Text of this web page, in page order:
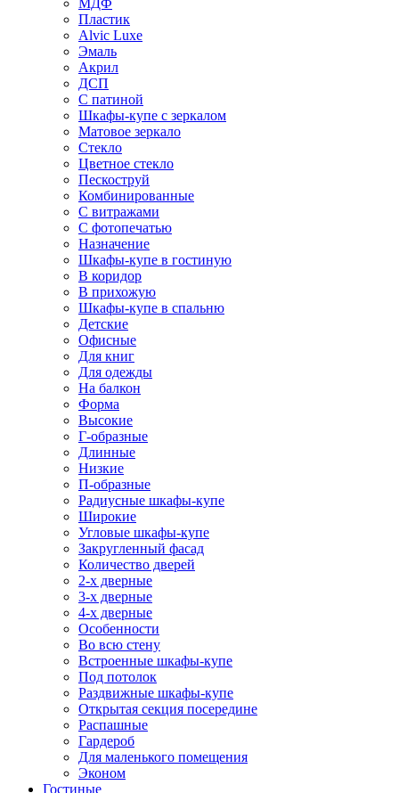
МДФ
Пластик
Alvic Luxe
Эмаль
Акрил
ДСП
С патиной
Шкафы-купе с зеркалом
Матовое зеркало
Стекло
Цветное стекло
Пескоструй
Комбинированные
С витражами
С фотопечатью
Назначение
Шкафы-купе в гостиную
В коридор
В прихожую
Шкафы-купе в спальню
Детские
Офисные
Для книг
Для одежды
На балкон
Форма
Высокие
Г-образные
Длинные
Низкие
П-образные
Радиусные шкафы-купе
Широкие
Угловые шкафы-купе
Закругленный фасад
Количество дверей
2-х дверные
3-х дверные
4-х дверные
Особенности
Во всю стену
Встроенные шкафы-купе
Под потолок
Раздвижные шкафы-купе
Открытая секция посередине
Распашные
Гардероб
Для маленького помещения
Эконом
Гостиные